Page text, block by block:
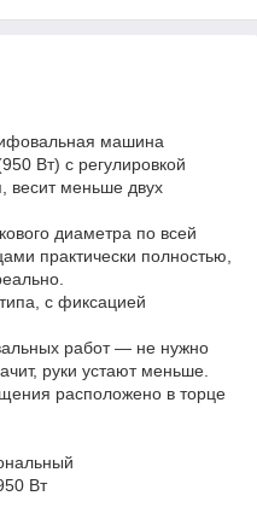
машина
Вт) с регулировкой
весит меньше двух
диаметра по всей
практически полностью,
с фиксацией
работ — не нужно
руки устают меньше.
расположено в торце
Вт